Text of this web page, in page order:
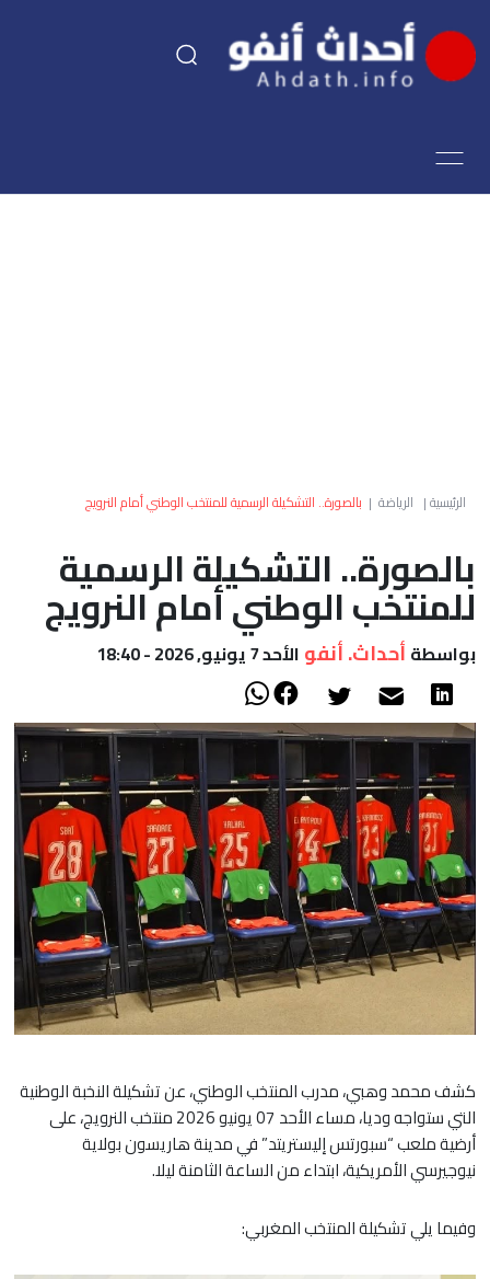
اقتصاد
العالم
أعمدة
الصحراء
الرئيسية| الرياضة | بالصورة.. التشكيلة الرسمية للمنتخب الوطني أمام النرويج
بالصورة.. التشكيلة الرسمية
للمنتخب الوطني أمام النرويج
بواسطة أحداث. أنفو الأحد 7 يونيو, 2026 - 18:40
كشف محمد وهبي، مدرب المنتخب الوطني، عن تشكيلة النخبة الوطنية
التي ستواجه وديا، مساء الأحد 07 يونيو 2026 منتخب النرويج، على
أرضية ملعب “سبورتس إليستريتد” في مدينة هاريسون بولاية
نيوجيرسي الأمريكية، ابتداء من الساعة الثامنة ليلا.
وفيما يلي تشكيلة المنتخب المغربي: